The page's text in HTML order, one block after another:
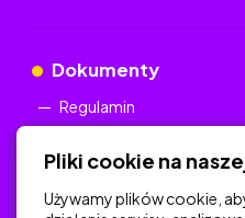
Dokumenty
Regulamin
Pliki cookie na
Używamy plików cookie,